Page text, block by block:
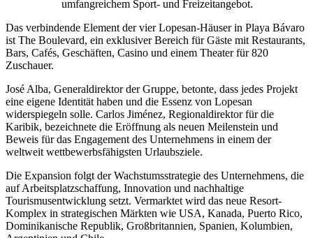
umfangreichem Sport- und Freizeitangebot.
Das verbindende Element der vier Lopesan-Häuser in Playa Bávaro
ist The Boulevard, ein exklusiver Bereich für Gäste mit Restaurants,
Bars, Cafés, Geschäften, Casino und einem Theater für 820
Zuschauer.
José Alba, Generaldirektor der Gruppe, betonte, dass jedes Projekt
eine eigene Identität haben und die Essenz von Lopesan
widerspiegeln solle. Carlos Jiménez, Regionaldirektor für die
Karibik, bezeichnete die Eröffnung als neuen Meilenstein und
Beweis für das Engagement des Unternehmens in einem der
weltweit wettbewerbsfähigsten Urlaubsziele.
Die Expansion folgt der Wachstumsstrategie des Unternehmens, die
auf Arbeitsplatzschaffung, Innovation und nachhaltige
Tourismusentwicklung setzt. Vermarktet wird das neue Resort-
Komplex in strategischen Märkten wie USA, Kanada, Puerto Rico,
Dominikanische Republik, Großbritannien, Spanien, Kolumbien,